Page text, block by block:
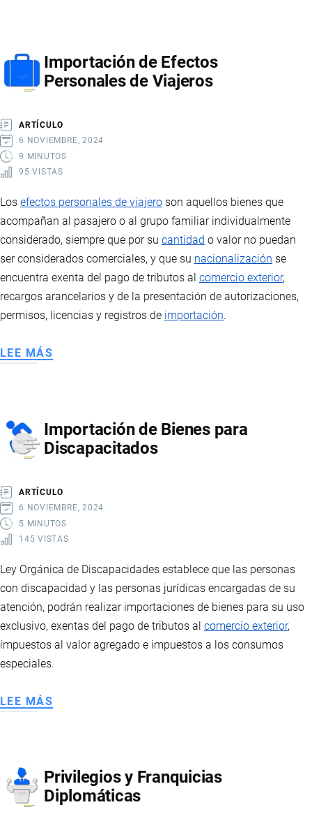
Importación de Efectos
Personales de Viajeros
ARTÍCULO
6 NOVIEMBRE, 2024
9 MINUTOS
95 VISTAS
Los efectos personales de viajero son aquellos bienes que
acompañan al pasajero o al grupo familiar individualmente
considerado, siempre que por su cantidad o valor no puedan
ser considerados comerciales, y que su nacionalización se
encuentra exenta del pago de tributos al comercio exterior,
recargos arancelarios y de la presentación de autorizaciones,
permisos, licencias y registros de importación.
LEE MÁS
PERSONALES
DE
Importación de Bienes para
Discapacitados
ARTÍCULO
6 NOVIEMBRE, 2024
5 MINUTOS
145 VISTAS
Ley Orgánica de Discapacidades establece que las personas
con discapacidad y las personas jurídicas encargadas de su
atención, podrán realizar importaciones de bienes para su uso
exclusivo, exentas del pago de tributos al comercio exterior,
impuestos al valor agregado e impuestos a los consumos
especiales.
LEE MÁS
PARA
DISCAPACITADOS
Privilegios y Franquicias
Diplomáticas